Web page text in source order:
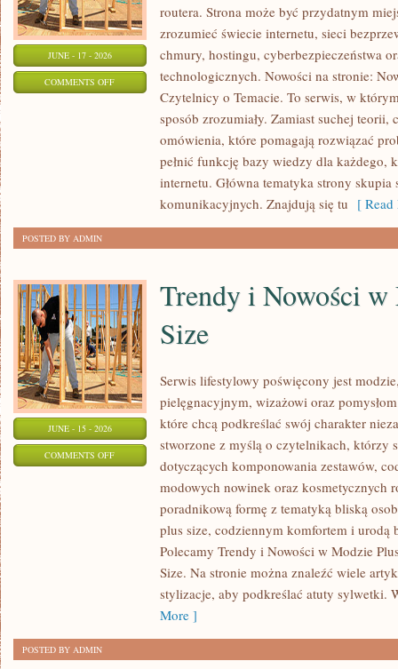
JUNE - 17 - 2026
COMMENTS OFFON
REGULACJE
routera. Strona może być przydatnym
zrozumieć świecie internetu, sieci
chmury, hostingu, cyberbezpieczeństwa
technologicznych. Nowości na stronie:
Czytelnicy o Temacie. To serwis, w
sposób zrozumiały. Zamiast suchej
omówienia, które pomagają rozwiązać
pełnić funkcję bazy wiedzy dla każdego,
internetu. Główna tematyka strony skupia
komunikacyjnych. Znajdują się tu [
POSTED BY ADMIN
JUNE - 15 - 2026
COMMENTS OFFON
Trendy i Nowości w
Size
Serwis lifestylowy poświęcony jest
pielęgnacyjnym, wizażowi oraz
które chcą podkreślać swój charakter
stworzone z myślą o czytelnikach, którzy
dotyczących komponowania zestawów,
modowych nowinek oraz kosmetycznych
poradnikową formę z tematyką bliską
plus size, codziennym komfortem i urodą
Polecamy Trendy i Nowości w Modzie
Size. Na stronie można znaleźć wiele
stylizacje, aby podkreślać atuty sylwetki.
More ]
POSTED BY ADMIN